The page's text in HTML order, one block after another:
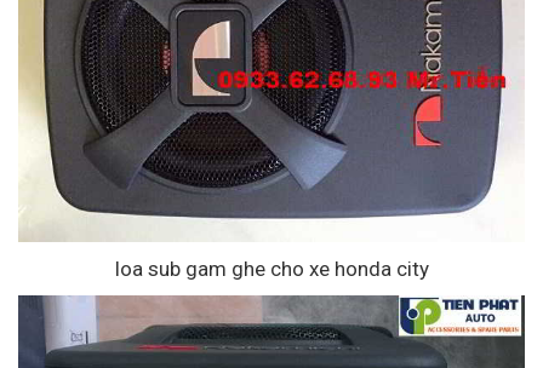
loa sub gam ghe cho xe honda city